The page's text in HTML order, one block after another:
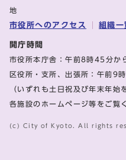
地
市役所へのアクセス 組織一
開庁時間
市役所本庁舎：午前8時45分
区役所・支所、出張所：午前9
（いずれも土日祝及び年末年始
各施設のホームページ等をご覧
(c) City of Kyoto. All rights